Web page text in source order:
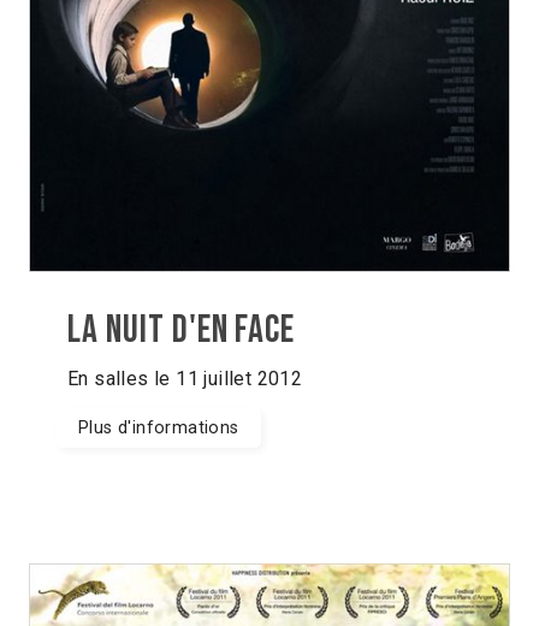
La nuit d'en face
En salles le 11 juillet 2012
Plus d'informations